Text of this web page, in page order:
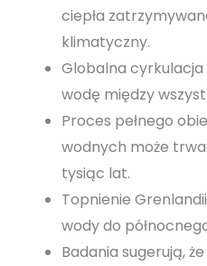
ciepła
klimatyczny.
Globalna
wodę między
Proces pełnego
wodnych może
tysiąc lat.
Topnienie
wody do
Badania sugerują,